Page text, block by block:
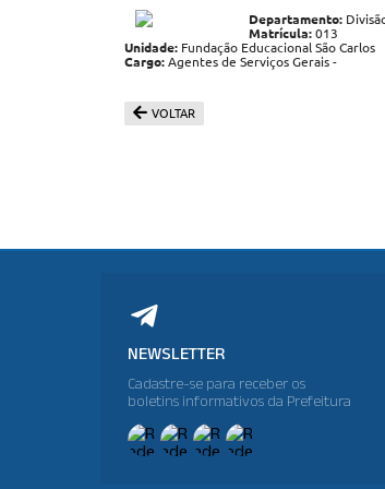
Departamento:
Matrícula:013
Unidade:Fundação Educacional São Carlos
Cargo:Agentes de Serviços Gerais -
VOLTAR
NEWSLETTER
Cadastre-se para receber os
boletins informativos da Prefeitura